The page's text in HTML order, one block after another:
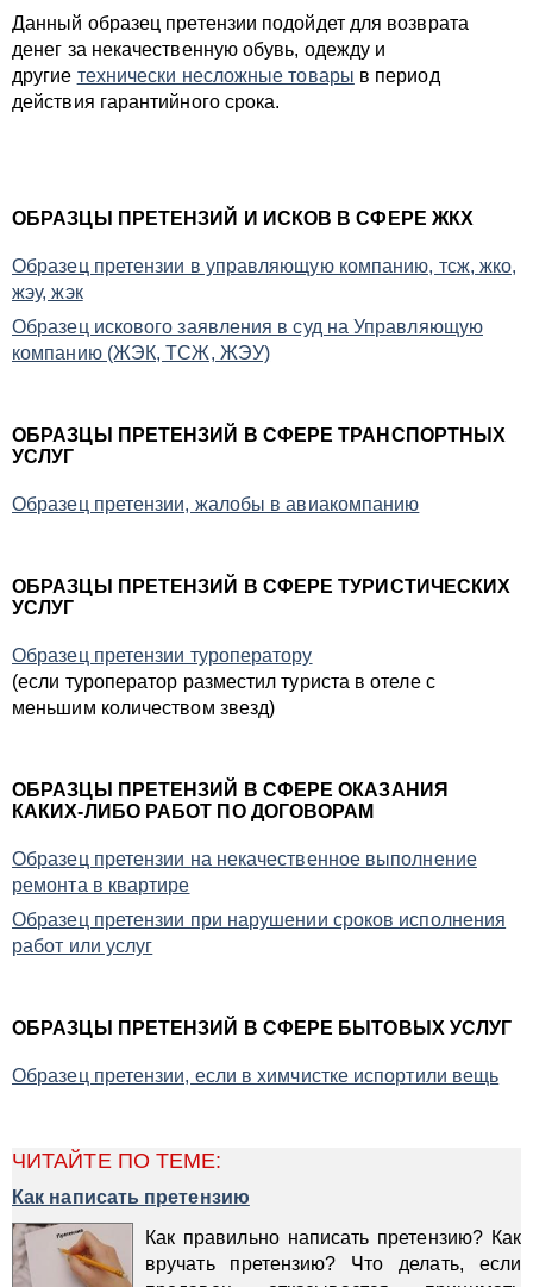
Данный образец претензии подойдет для возврата
денег за некачественную обувь, одежду и
другие технически несложные товары в период
действия гарантийного срока.
ОБРАЗЦЫ ПРЕТЕНЗИЙ И ИСКОВ В СФЕРЕ ЖКХ
Образец претензии в управляющую компанию, тсж, жко,
жэу, жэк
Образец искового заявления в суд на Управляющую
компанию (ЖЭК, ТСЖ, ЖЭУ)
ОБРАЗЦЫ ПРЕТЕНЗИЙ В СФЕРЕ ТРАНСПОРТНЫХ
УСЛУГ
Образец претензии, жалобы в авиакомпанию
ОБРАЗЦЫ ПРЕТЕНЗИЙ В СФЕРЕ ТУРИСТИЧЕСКИХ
УСЛУГ
Образец претензии туроператору
(если туроператор разместил туриста в отеле с
меньшим количеством звезд)
ОБРАЗЦЫ ПРЕТЕНЗИЙ В СФЕРЕ ОКАЗАНИЯ
КАКИХ-ЛИБО РАБОТ ПО ДОГОВОРАМ
Образец претензии на некачественное выполнение
ремонта в квартире
Образец претензии при нарушении сроков исполнения
работ или услуг
ОБРАЗЦЫ ПРЕТЕНЗИЙ В СФЕРЕ БЫТОВЫХ УСЛУГ
Образец претензии, если в химчистке испортили вещь
ЧИТАЙТЕ ПО ТЕМЕ:
Как написать претензию
Как правильно написать претензию? Как
вручать претензию? Что делать, если